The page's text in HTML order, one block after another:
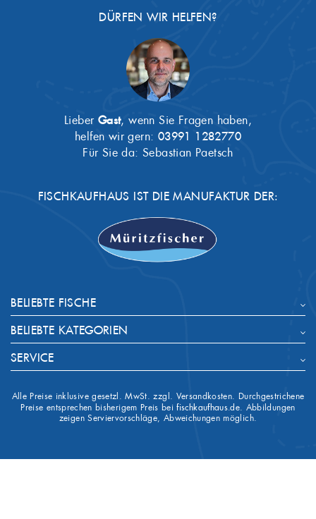
DÜRFEN WIR HELFEN?
Lieber Gast, wenn Sie Fragen haben,
helfen wir gern: 03991 1282770
Für Sie da: Sebastian Paetsch
FISCHKAUFHAUS IST DIE MANUFAKTUR DER:
BELIEBTE FISCHE
BELIEBTE KATEGORIEN
SERVICE
Alle Preise inklusive gesetzl. MwSt. zzgl. Versandkosten. Durchgestrichene
Preise entsprechen bisherigem Preis beifischkaufhaus.de. Abbildungen
zeigen Serviervorschläge, Abweichungen möglich.